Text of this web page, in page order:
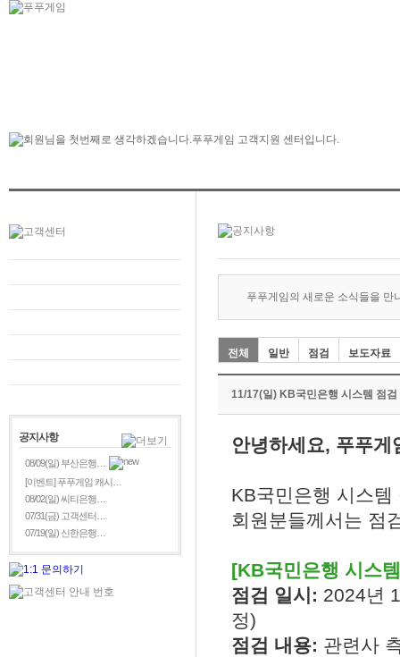
공지사항
08/09(일) 부산은행…
[이벤트] 푸푸게임 캐시…
08/02(일) 씨티은행…
07/31(금) 고객센터…
07/19(일) 신한은행…
푸푸게임의 새로운 소식들을 만
전체 일반 점검 보도자료
11/17(일) KB국민은행 시스템 점검
안녕하세요, 푸푸게
KB국민은행 시스
회원분들께서는 점
[KB국민은행 시스
점검 일시: 2024년
정)
점검 내용: 관련사